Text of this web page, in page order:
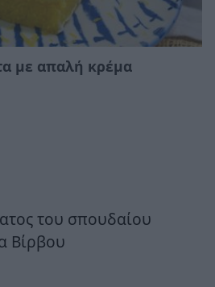
με απαλή κρέμα
του σπουδαίου
Βίρβου